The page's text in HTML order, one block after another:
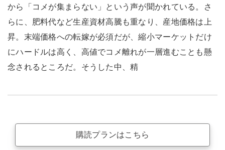
から「コメが集まらない」という声が聞かれている。さ
らに、肥料代など生産資材高騰も重なり、産地価格は上
昇。末端価格への転嫁が必須だが、縮小マーケットだけ
にハードルは高く、高値でコメ離れが一層進むことも懸
念されるところだ。そうした中、精
購読プランはこちら